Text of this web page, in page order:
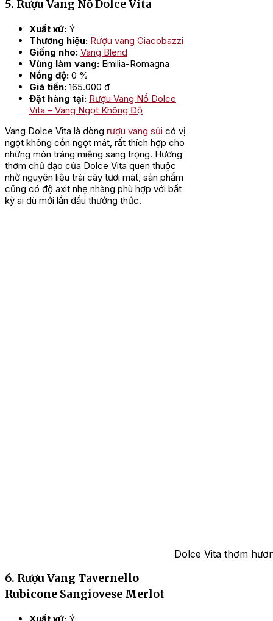
5. Rượu Vang Nổ Dolce Vita
Xuất xứ: Ý
Thương hiệu: Rượu vang Giacobazzi
Giống nho: Vang Blend
Vùng làm vang: Emilia-Romagna
Nồng độ: 0 %
Giá tiền: 165.000 đ
Đặt hàng tại: Rượu Vang Nổ Dolce
Vita – Vang Ngọt Không Độ
Vang Dolce Vita là dòng rượu vang sủi có vị
ngọt không cồn ngọt mát, rất thích hợp cho
những món tráng miệng sang trọng. Hương
thơm chủ đạo của Dolce Vita quen thuộc
nhờ nguyên liệu trái cây tươi mát, sản phẩm
cũng có độ axit nhẹ nhàng phù hợp với bất
kỳ ai dù mới lần đầu thưởng thức.
Dolce Vita thơm
6. Rượu Vang Tavernello
Rubicone Sangiovese Merlot
Xuất xứ: Ý